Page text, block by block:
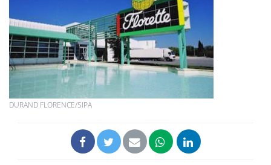
DURAND FLORENCE/SIPA